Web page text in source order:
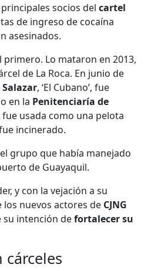
socios delcartel
de ingreso de cocaína
asesinados.
primero. Lo mataron en 2013,
de La Roca. En junio de
, ‘El Cubano’, fue
en la Penitenciaría de
fue usada como una pelota
incinerado.
grupo que había manejado
de Guayaquil.
y con la vejación a su
los nuevos actores de CJNG
su intención defortalecer su
cárceles